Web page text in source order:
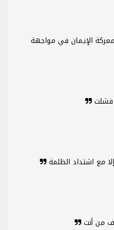
الإيمان في مواجهة
فشلت
إلا مع اشتداد الظلمة
من أنت